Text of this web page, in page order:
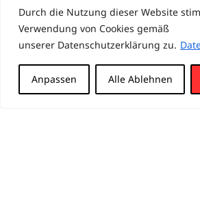
Durch die Nutzung dieser Website
Verwendung von Cookies gemäß
unserer Datenschutzerklärung zu.
Anpassen Alle Ablehnen
Elektriker (m/w/d)
Betriebstechnik